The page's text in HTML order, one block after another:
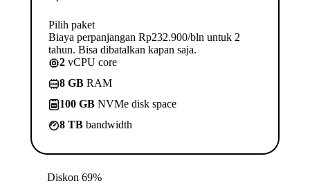
Pilih paket
Biaya perpanjangan Rp232.900/bln untuk 2
tahun. Bisa dibatalkan kapan saja.
2 vCPU core
8 GB RAM
100 GB NVMe disk space
8 TB bandwidth
Diskon 69%